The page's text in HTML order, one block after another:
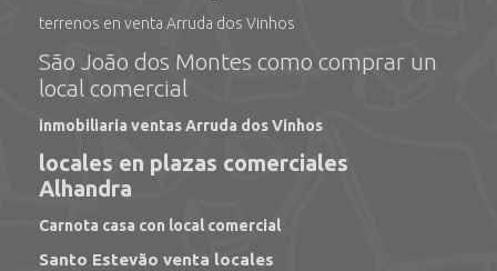
terrenos en venta Arruda dos Vinhos
São João dos Montes como comprar un
local comercial
inmobiliaria ventas Arruda dos Vinhos
locales en plazas comerciales
Alhandra
Carnota casa con local comercial
Santo Estevão venta locales